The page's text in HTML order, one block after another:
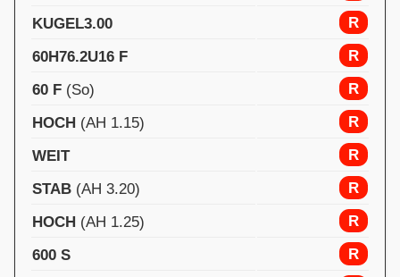
KUGEL3.00
R
60H76.2U16 F
R
60 F (So)
R
HOCH (AH 1.15)
R
WEIT
R
STAB (AH 3.20)
R
HOCH (AH 1.25)
R
600 S
R